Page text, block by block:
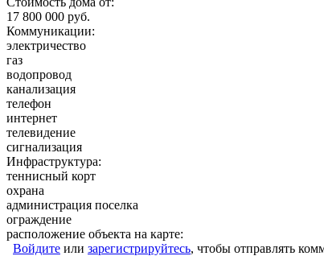
17 800 000 руб.
Коммуникации:
электричество
газ
водопровод
канализация
телефон
интернет
телевидение
сигнализация
Инфраструктура:
теннисный корт
охрана
администрация поселка
ограждение
расположение объекта на карте:
Войдите или зарегистрируйтесь, чтобы отправлять